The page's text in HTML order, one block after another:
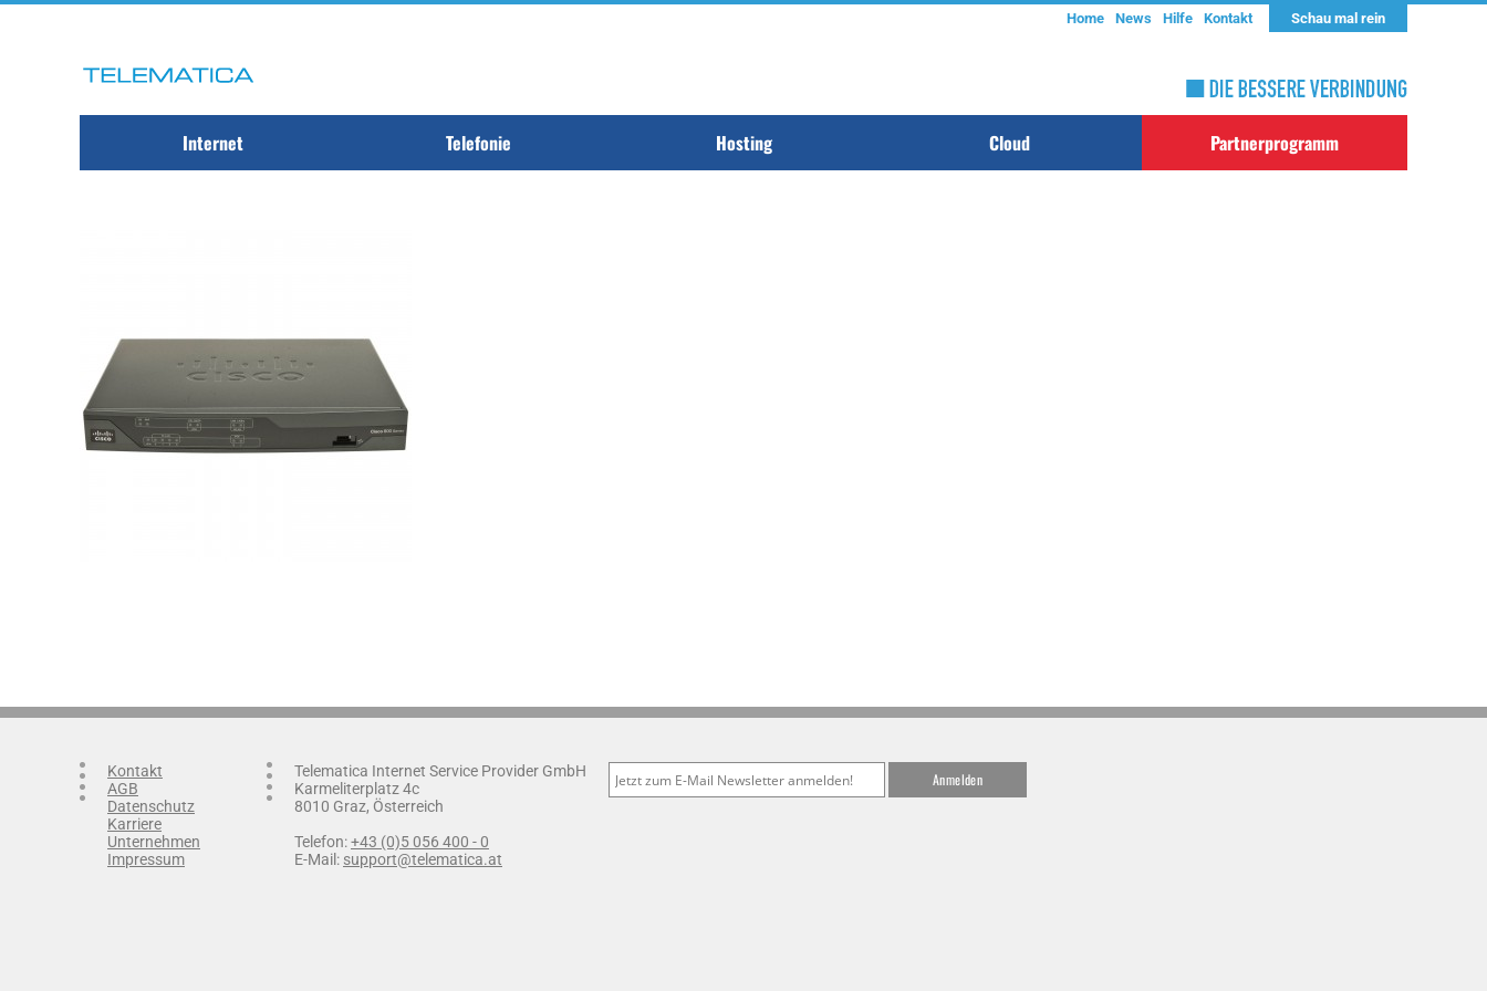
Schau mal rein
Home News Hilfe Kontakt
Internet Telefonie Hosting Cloud Partnerprogramm
Kontakt
AGB
Datenschutz
Karriere
Unternehmen
Impressum
Telematica Internet Service Provider GmbH
Karmeliterplatz 4c
8010 Graz, Österreich
Telefon:+43 (0)5 056 400 - 0
E-Mail: support@telematica.at